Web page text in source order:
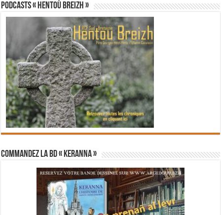
PODCASTS « Hentoù Breizh »
Commandez la BD « Keranna »